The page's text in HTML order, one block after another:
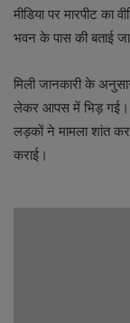
मीडिया पर मारपीट का
भवन के पास की बताई जा
मिली जानकारी के
लेकर आपस में भिड़ गई।
लड़कों ने मामला शांत
कराई।